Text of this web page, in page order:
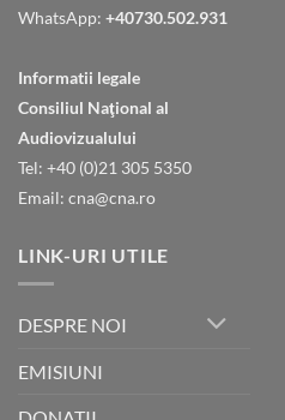
WhatsApp: +40730.502.931
Informatii legale
Consiliul Naţional al
Audiovizualului
Tel: +40 (0)21 305 5350
Email: cna@cna.ro
LINK-URI UTILE
DESPRE NOI
EMISIUNI